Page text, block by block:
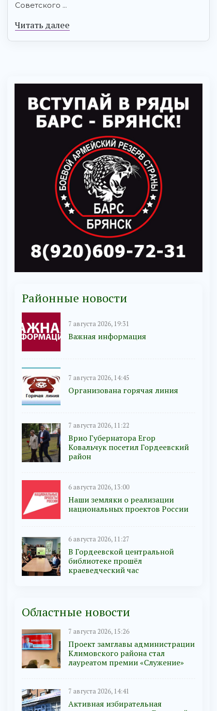
Советского ...
Читать далее
Районные новости
7 августа 2026, 19:31
Важная информация
7 августа 2026, 14:45
Организована горячая линия
7 августа 2026, 11:22
Врио Губернатора Егор
Ковальчук посетил Гордеевский
район
6 августа 2026, 13:00
Наши земляки о реализации
национальных проектов России
6 августа 2026, 11:27
В Гордеевской центральной
библиотеке прошёл
краеведческий час
Областные новости
7 августа 2026, 15:26
Проект замглавы администрации
Климовского района стал
лауреатом премии «Служение»
7 августа 2026, 14:41
Активная избирательная